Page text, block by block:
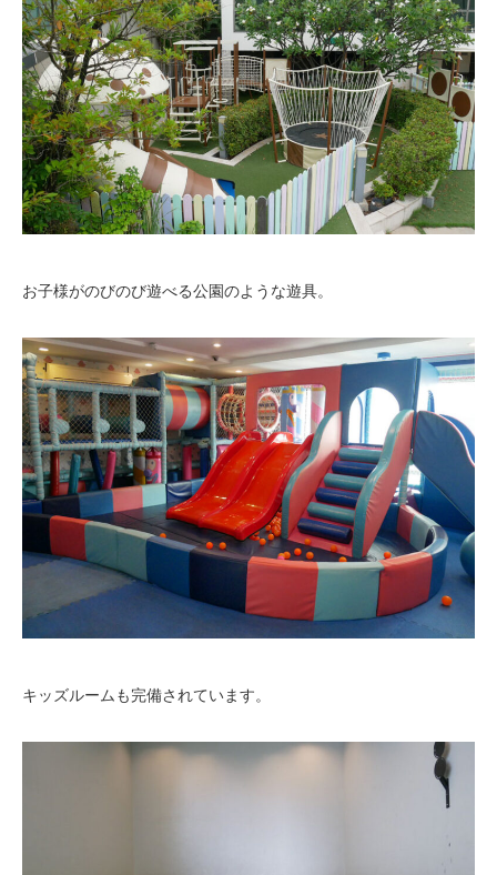
お子様がのびのび遊べる公園のような遊具。
キッズルームも完備されています。